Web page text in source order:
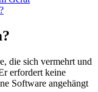
die sich vermehrt und
erfordert keine
Software angehängt